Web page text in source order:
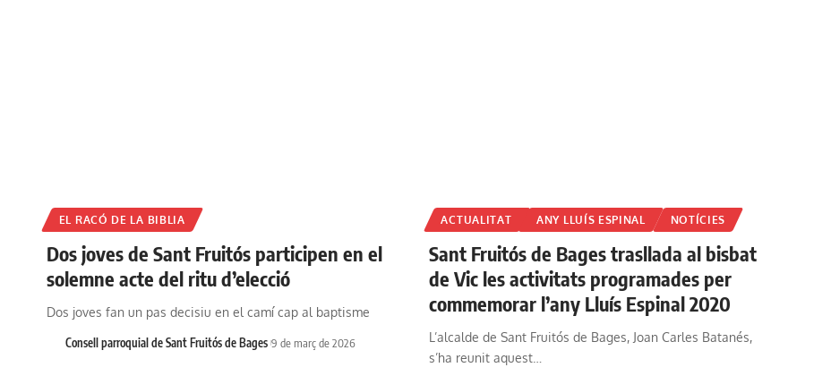
EL RACÓ DE LA BIBLIA
Dos joves de Sant Fruitós participen en el
solemne acte del ritu d’elecció
Dos joves fan un pas decisiu en el camí cap al baptisme
Consell parroquial de Sant Fruitós de Bages 9 de març de 2026
ACTUALITAT ANY LLUÍS ESPINAL NOTÍCIES
Sant Fruitós de Bages trasllada al bisbat
de Vic les activitats programades per
commemorar l’any Lluís Espinal 2020
L’alcalde de Sant Fruitós de Bages, Joan Carles Batanés,
s’ha reunit aquest…